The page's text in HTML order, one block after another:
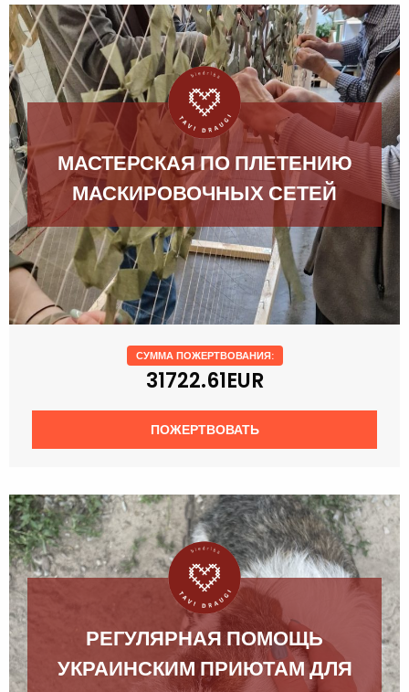
МАСТЕРСКАЯ ПО ПЛЕТЕНИЮ
МАСКИРОВОЧНЫХ СЕТЕЙ
СУММА ПОЖЕРТВОВАНИЯ:
31722.61EUR
ПОЖЕРТВОВАТЬ
РЕГУЛЯРНАЯ ПОМОЩЬ
УКРАИНСКИМ ПРИЮТАМ ДЛЯ